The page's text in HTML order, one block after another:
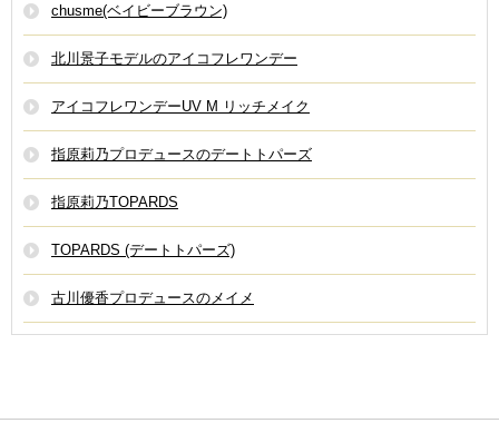
chusme(ベイビーブラウン)
北川景子モデルのアイコフレワンデー
アイコフレワンデーUV M リッチメイク
指原莉乃プロデュースのデートトパーズ
指原莉乃TOPARDS
TOPARDS (デートトパーズ)
古川優香プロデュースのメイメ